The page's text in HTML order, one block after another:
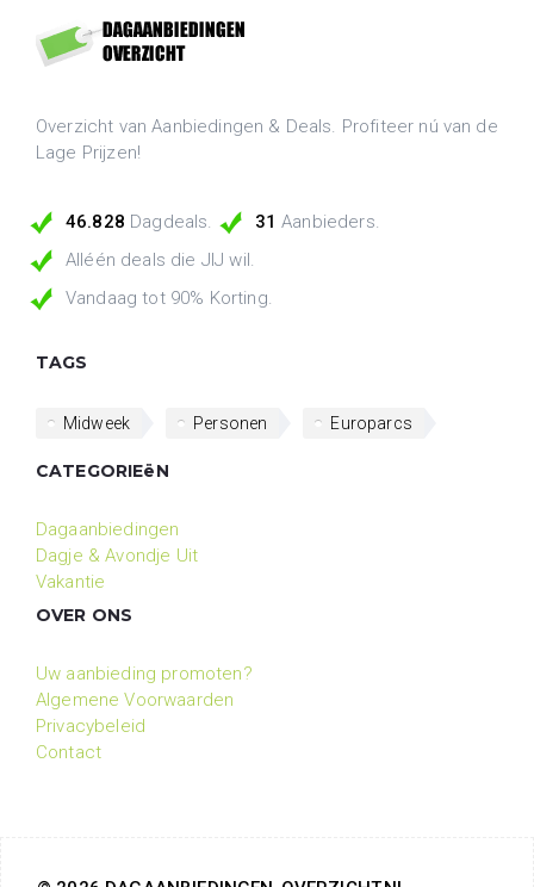
Overzicht van Aanbiedingen & Deals. Profiteer nú van de
Lage Prijzen!
46.828 Dagdeals. 31 Aanbieders.
Alléén deals die JIJ wil.
Vandaag tot 90% Korting.
TAGS
Midweek Personen Europarcs
CATEGORIEëN
Dagaanbiedingen
Dagje & Avondje Uit
Vakantie
OVER ONS
Uw aanbieding promoten?
Algemene Voorwaarden
Privacybeleid
Contact